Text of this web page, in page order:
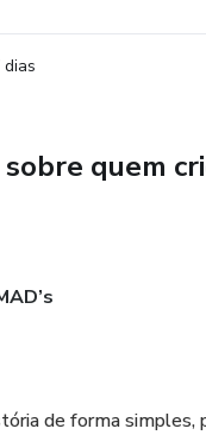
sobre quem
de forma simples,